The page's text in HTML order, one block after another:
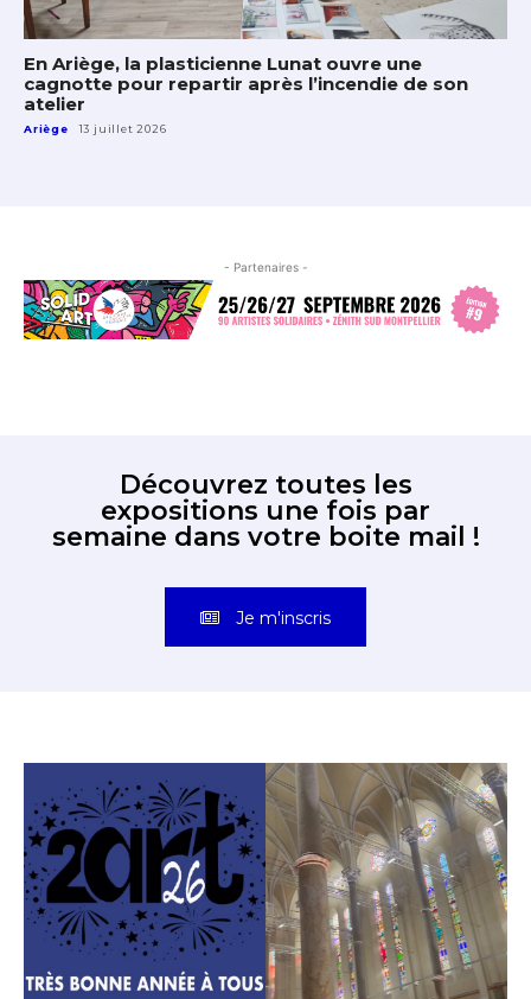
En Ariège, la plasticienne Lunat ouvre une
cagnotte pour repartir après l’incendie de son
atelier
Ariège 13 juillet 2026
- Partenaires -
Découvrez toutes les
expositions une fois par
semaine dans votre boite mail !
Je m'inscris